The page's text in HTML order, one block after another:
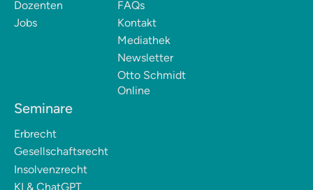
Dozenten
Jobs
FAQs
Kontakt
Mediathek
Newsletter
Otto Schmidt
Online
Seminare
Erbrecht
Gesellschaftsrecht
Insolvenzrecht
KI & ChatGPT